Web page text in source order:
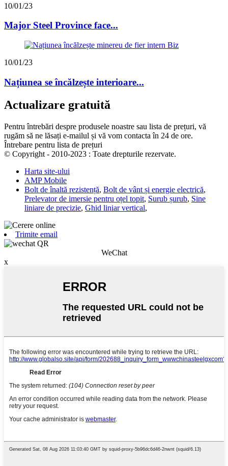
10/01/23
Major Steel Province face...
10/01/23
Națiunea se încălzește interioare...
Actualizare gratuită
Pentru întrebări despre produsele noastre sau lista de prețuri, vă
rugăm să ne lăsați e-mailul și vă vom contacta în 24 de ore.
Întrebare pentru lista de prețuri
© Copyright - 2010-2023 : Toate drepturile rezervate.
Harta site-ului
AMP Mobile
Bolt de înaltă rezistență, Bolt de vânt și energie electrică,
Prelevator de imersie pentru oțel topit, Surub șurub, Sine
liniare de precizie, Ghid liniar vertical,
Trimite email
WeChat
x